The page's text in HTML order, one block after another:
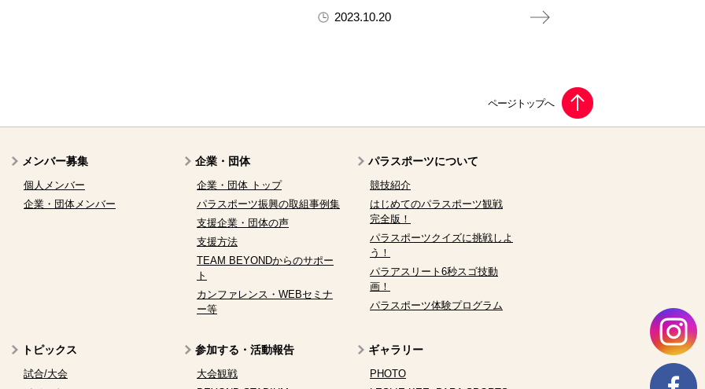
2023.10.20
メンバー募集
個人メンバー
企業・団体メンバー
企業・団体
企業・団体 トップ
パラスポーツ振興の取組事例集
支援企業・団体の声
支援方法
TEAM BEYONDからのサポー
ト
カンファレンス・WEBセミナ
ー等
パラスポーツについて
競技紹介
はじめてのパラスポーツ観戦
完全版！
パラスポーツクイズに挑戦しよ
う！
パラアスリート6秒スゴ技動
画！
パラスポーツ体験プログラム
トピックス
試合/大会
参加する・活動報告
大会観戦
ギャラリー
PHOTO